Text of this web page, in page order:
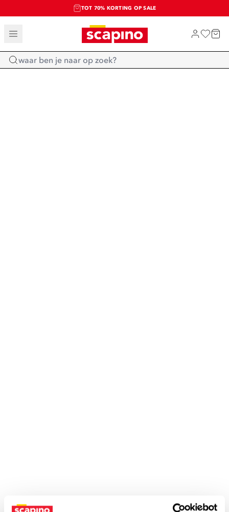
TOT 70% KORTING OP SALE
SALE: LAATSTE KANS!
SHOP NIEUW
Home